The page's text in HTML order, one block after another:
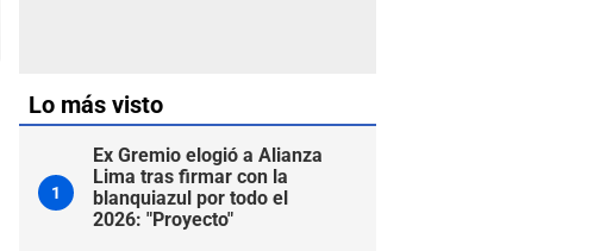
Lo más visto
1
Ex Gremio elogió a Alianza
Lima tras firmar con la
blanquiazul por todo el
2026: "Proyecto"